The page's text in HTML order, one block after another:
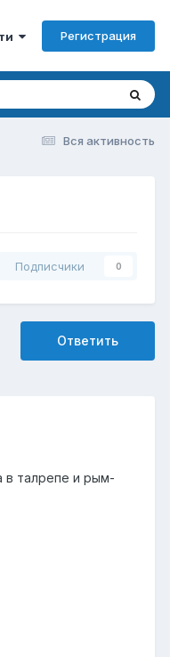
Регистрация
Вся активность
Подписчики 0
Ответить
в талрепе и рым-